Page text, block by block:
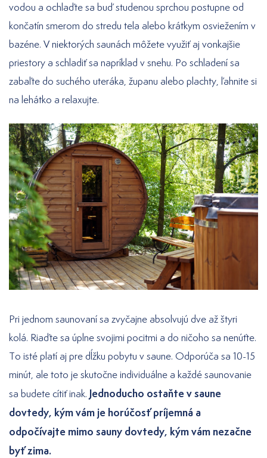
vodou a ochlaďte sa buď studenou sprchou postupne od
končatín smerom do stredu tela alebo krátkym osviežením v
bazéne. V niektorých saunách môžete využiť aj vonkajšie
priestory a schladiť sa napríklad v snehu. Po schladení sa
zabaľte do suchého uteráka, županu alebo plachty, ľahnite si
na lehátko a relaxujte.
Pri jednom saunovaní sa zvyčajne absolvujú dve až štyri
kolá. Riaďte sa úplne svojimi pocitmi a do ničoho sa nenúťte.
To isté platí aj pre dĺžku pobytu v saune. Odporúča sa 10-15
minút, ale toto je skutočne individuálne a každé saunovanie
sa budete cítiť inak. Jednoducho ostaňte v saune
dovtedy, kým vám je horúčosť príjemná a
odpočívajte mimo sauny dovtedy, kým vám nezačne
byť zima.